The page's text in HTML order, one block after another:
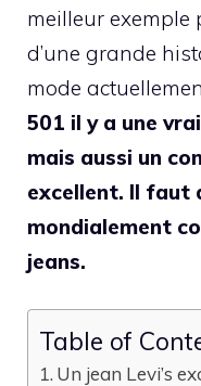
meilleur
d’une grande
mode
501 il y a une
mais aussi un
excellent. Il faut
mondialement
jeans.
Table of
Un jean Levi’s